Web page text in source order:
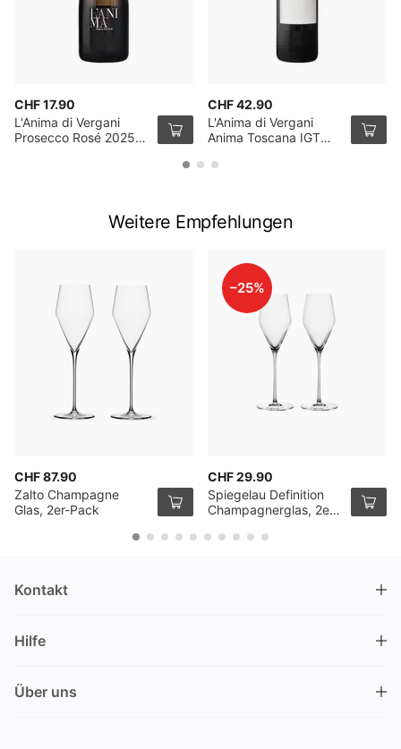
CHF 17.90
L'Anima di Vergani
Prosecco Rosé 2025
CHF 42.90
L'Anima di Vergani
Anima Toscana IGT
Weitere Empfehlungen
CHF 87.90
Zalto Champagne
Glas, 2er-Pack
–25%
CHF 29.90
Spiegelau Definition
Champagnerglas, 2er
Kontakt
Nüschelerstrasse 35
Schweiz
Hilfe
Über uns